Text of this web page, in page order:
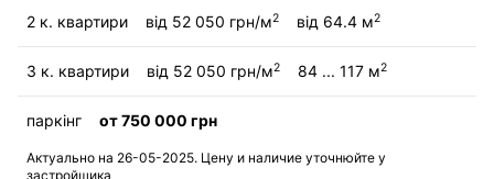
2 к. квартири від 52 050 грн/м2 від 64.4 м2
3 к. квартири від 52 050 грн/м2 84 ... 117 м2
паркінг от 750 000 грн
Актуально на 26-05-2025. Цену и наличие уточнюйте у
застройщика